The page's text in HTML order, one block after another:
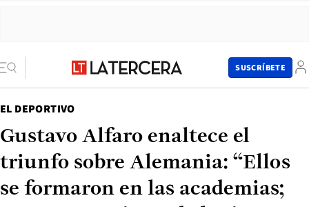
SUSCRÍBETE
EL DEPORTIVO
Gustavo Alfaro enaltece el
triunfo sobre Alemania: “Ellos
se formaron en las academias;